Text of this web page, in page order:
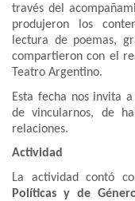
través del
produjeron los
lectura de poemas,
compartieron con el
Teatro Argentino.
Esta fecha nos invita
de vincularnos, de
relaciones.
Actividad
La actividad contó
Políticas y de